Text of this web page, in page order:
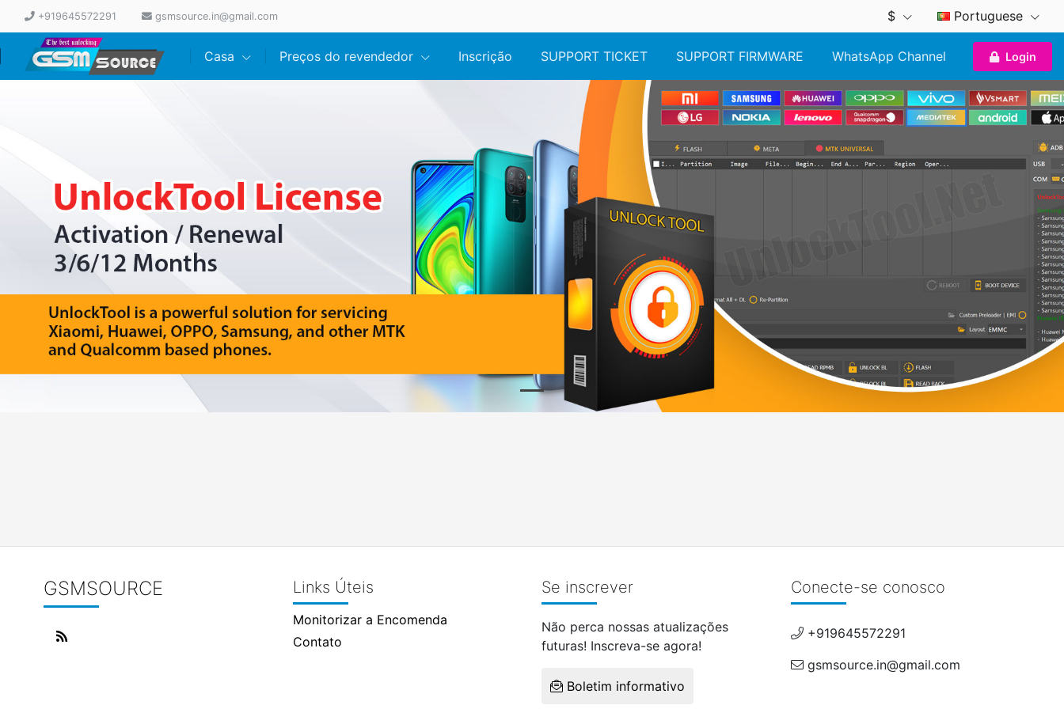
+919645572291 gsmsource.in@gmail.com $ Portuguese
Casa Preços do revendedor Inscrição SUPPORT TICKET SUPPORT FIRMWARE WhatsApp Channel Login
GSMSOURCE Links Úteis
Monitorizar a Encomenda
Contato
Se inscrever
Não perca nossas atualizações
futuras! Inscreva-se agora!
Boletim informativo
Conecte-se conosco
+919645572291
gsmsource.in@gmail.com